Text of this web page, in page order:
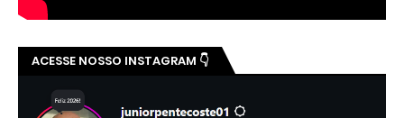
ACESSE NOSSO INSTAGRAM 👇